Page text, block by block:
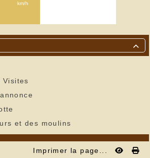

Visites
et des moulins
Imprimer la page...